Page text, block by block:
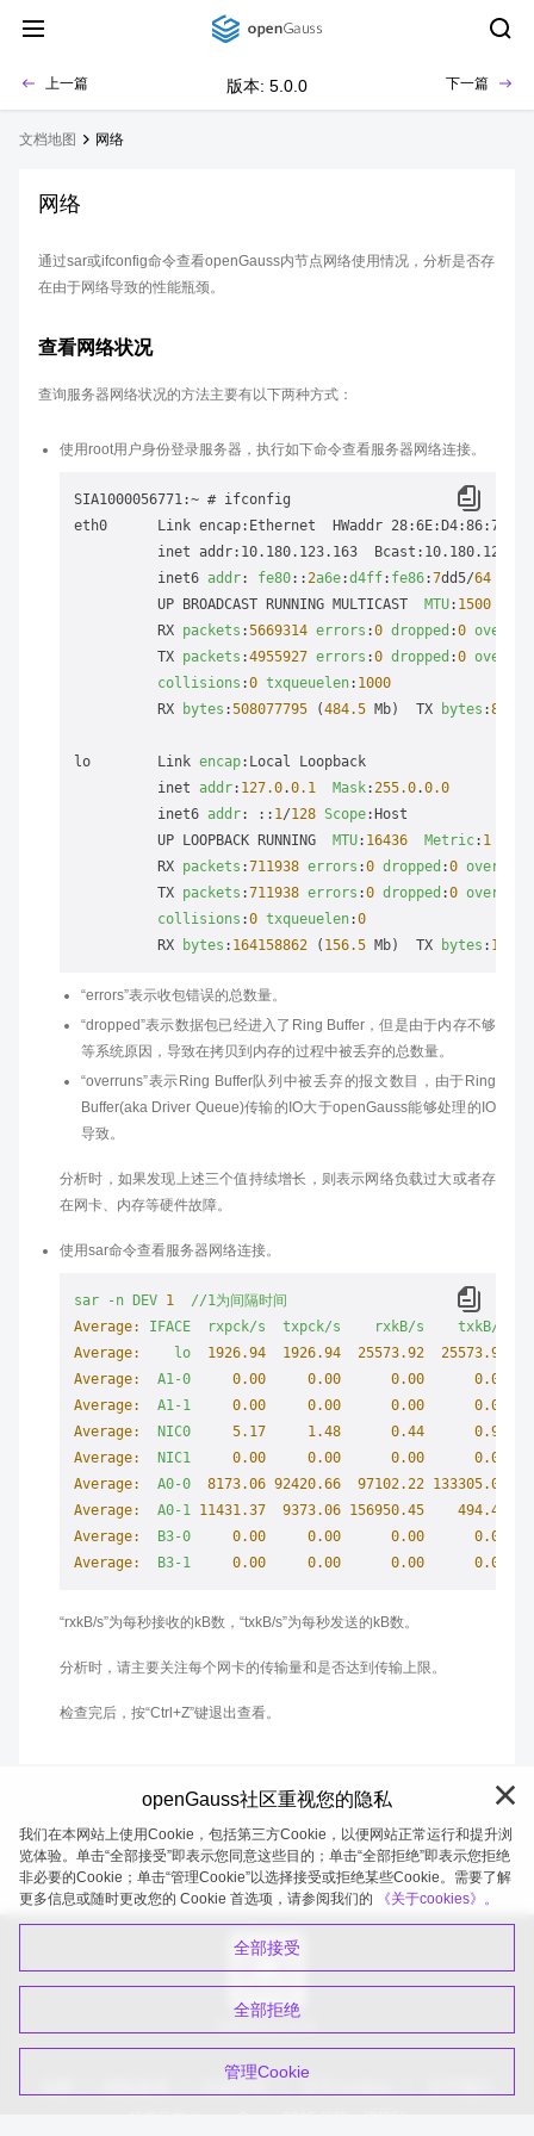
上一篇 版本: 5.0.0 下一篇
文档地图 网络
网络
通过sar或ifconfig命令查看openGauss内节点网络使用情况，分析是否存
在由于网络导致的性能瓶颈。
查看网络状况
查询服务器网络状况的方法主要有以下两种方式：
使用root用户身份登录服务器，执行如下命令查看服务器网络连接。
SIA1000056771:~ # ifconfig
eth0      Link encap:Ethernet  HWaddr
inet addr:10.180.123.163
          inet6
addr: fe80::2a6e:d4ff: fe86:7dd5/64
          UP BROADCAST RUNNING MULTICAST
MTU: 1500
          RX
packets :5669314 errors :0 dropped :0
          TX
packets :4955927 errors :0 dropped :0
collisions :0 txqueuelen: 1000
          RX
bytes :508077795 (484.5 Mb)  TX bytes :
lo        Link encap:Local Loopback
          inet
addr: 127.0.0.1 Mask:255.0.0.0
          inet6
addr: :: 1/128 Scope:Host
          UP LOOPBACK RUNNING
MTU: 16436 Metric: 1
          RX
packets :711938 errors :0 dropped :0 overruns
          TX
packets :711938 errors :0 dropped :0 overruns
collisions :0 txqueuelen:0
          RX
bytes : 164158862 ( 156.5 Mb)  TX bytes :
“errors”表示收包错误的总数量。
“dropped”表示数据包已经进入了Ring Buffer，但是由于内存不够
等系统原因，导致在拷贝到内存的过程中被丢弃的总数量。
“overruns”表示Ring Buffer队列中被丢弃的报文数目，由于Ring
Buffer(aka Driver Queue)传输的IO大于openGauss能够处理的IO
导致。
分析时，如果发现上述三个值持续增长，则表示网络负载过大或者存
在网卡、内存等硬件故障。
使用sar命令查看服务器网络连接。
sar -n DEV 1
//1为间隔时间
Average:
IFACE rxpck/s txpck/s rxkB/s txkB/s
Average:
lo 1926.94 1926.94 25573.92
25573.92
Average:
A1-0 0.00 0.00 0.00
0.00
Average:
A1-1 0.00 0.00 0.00
0.00
Average:
NIC0 5.17 1.48 0.44
0.92
Average:
NIC1 0.00 0.00 0.00
0.00
Average:
A0-0 8173.06 92420.66 97102.22 133305.09
Average:
A0-1 11431.37 9373.06 156950.45
494.40
Average:
B3-0 0.00 0.00 0.00
0.00
Average:
B3-1 0.00 0.00 0.00 0.00
“rxkB/s”为每秒接收的kB数，“txkB/s”为每秒发送的kB数。
分析时，请主要关注每个网卡的传输量和是否达到传输上限。
检查完后，按“Ctrl+Z”键退出查看。
openGauss 2026-08-06 20:27:41
openGauss社区重视您的隐私
我们在本网站上使用Cookie，包括第三方Cookie，以便网站正常运行和提升浏
览体验。单击“全部接受”即表示您同意这些目的；单击“全部拒绝”即表示您拒绝
非必要的Cookie；单击“管理Cookie”以选择接受或拒绝某些Cookie。需要了解
更多信息或随时更改您的 Cookie 首选项，请参阅我们的
《关于cookies》。
全部接受
全部拒绝
管理Cookie